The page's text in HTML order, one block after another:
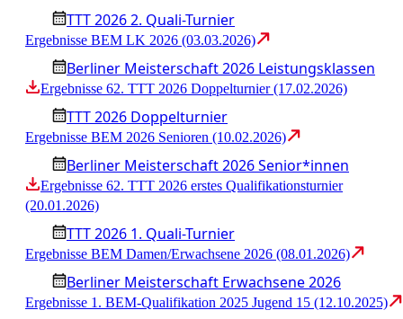
TTT 2026 2. Quali-Turnier
Ergebnisse BEM LK 2026 (03.03.2026)
Berliner Meisterschaft 2026 Leistungsklassen
Ergebnisse 62. TTT 2026 Doppelturnier (17.02.2026)
TTT 2026 Doppelturnier
Ergebnisse BEM 2026 Senioren (10.02.2026)
Berliner Meisterschaft 2026 Senior*innen
Ergebnisse 62. TTT 2026 erstes Qualifikationsturnier
(20.01.2026)
TTT 2026 1. Quali-Turnier
Ergebnisse BEM Damen/Erwachsene 2026 (08.01.2026)
Berliner Meisterschaft Erwachsene 2026
Ergebnisse 1. BEM-Qualifikation 2025 Jugend 15 (12.10.2025)